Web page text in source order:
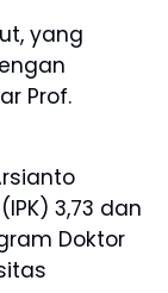
yang
Prof.
3,73 dan
Doktor